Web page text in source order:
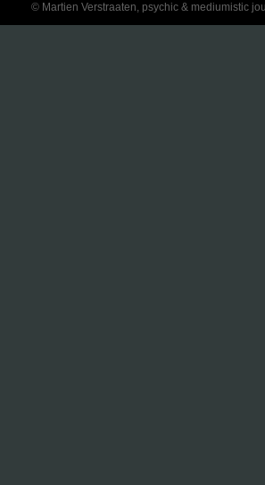
© Martien Verstraaten, psychic & mediumistic